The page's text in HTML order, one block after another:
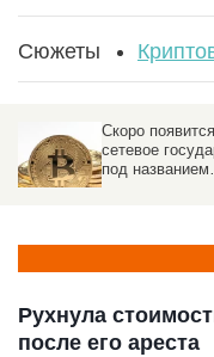
Сюжеты
Скоро появится
сетевое
под названием
Рухнула
после его ареста